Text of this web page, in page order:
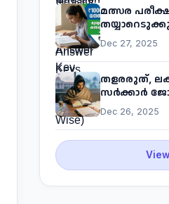
മത്സര
Dec 27, 2025
തളരരുത്,
സർക്കാർ
Dec 26, 2025